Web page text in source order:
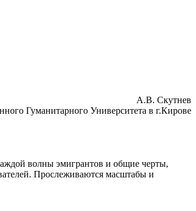
А.В. Скутнев
Гуманитарного Университета в г.Кирове
волны эмигрантов и общие черты,
Прослеживаются масштабы и